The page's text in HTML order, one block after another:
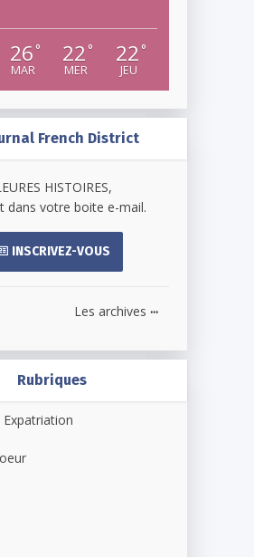
26 °
MAR
22 °
MER
22 °
JEU
French District
HISTOIRES,
dans votre boite e-mail.
INSCRIVEZ-VOUS
Les archives ...
Rubriques